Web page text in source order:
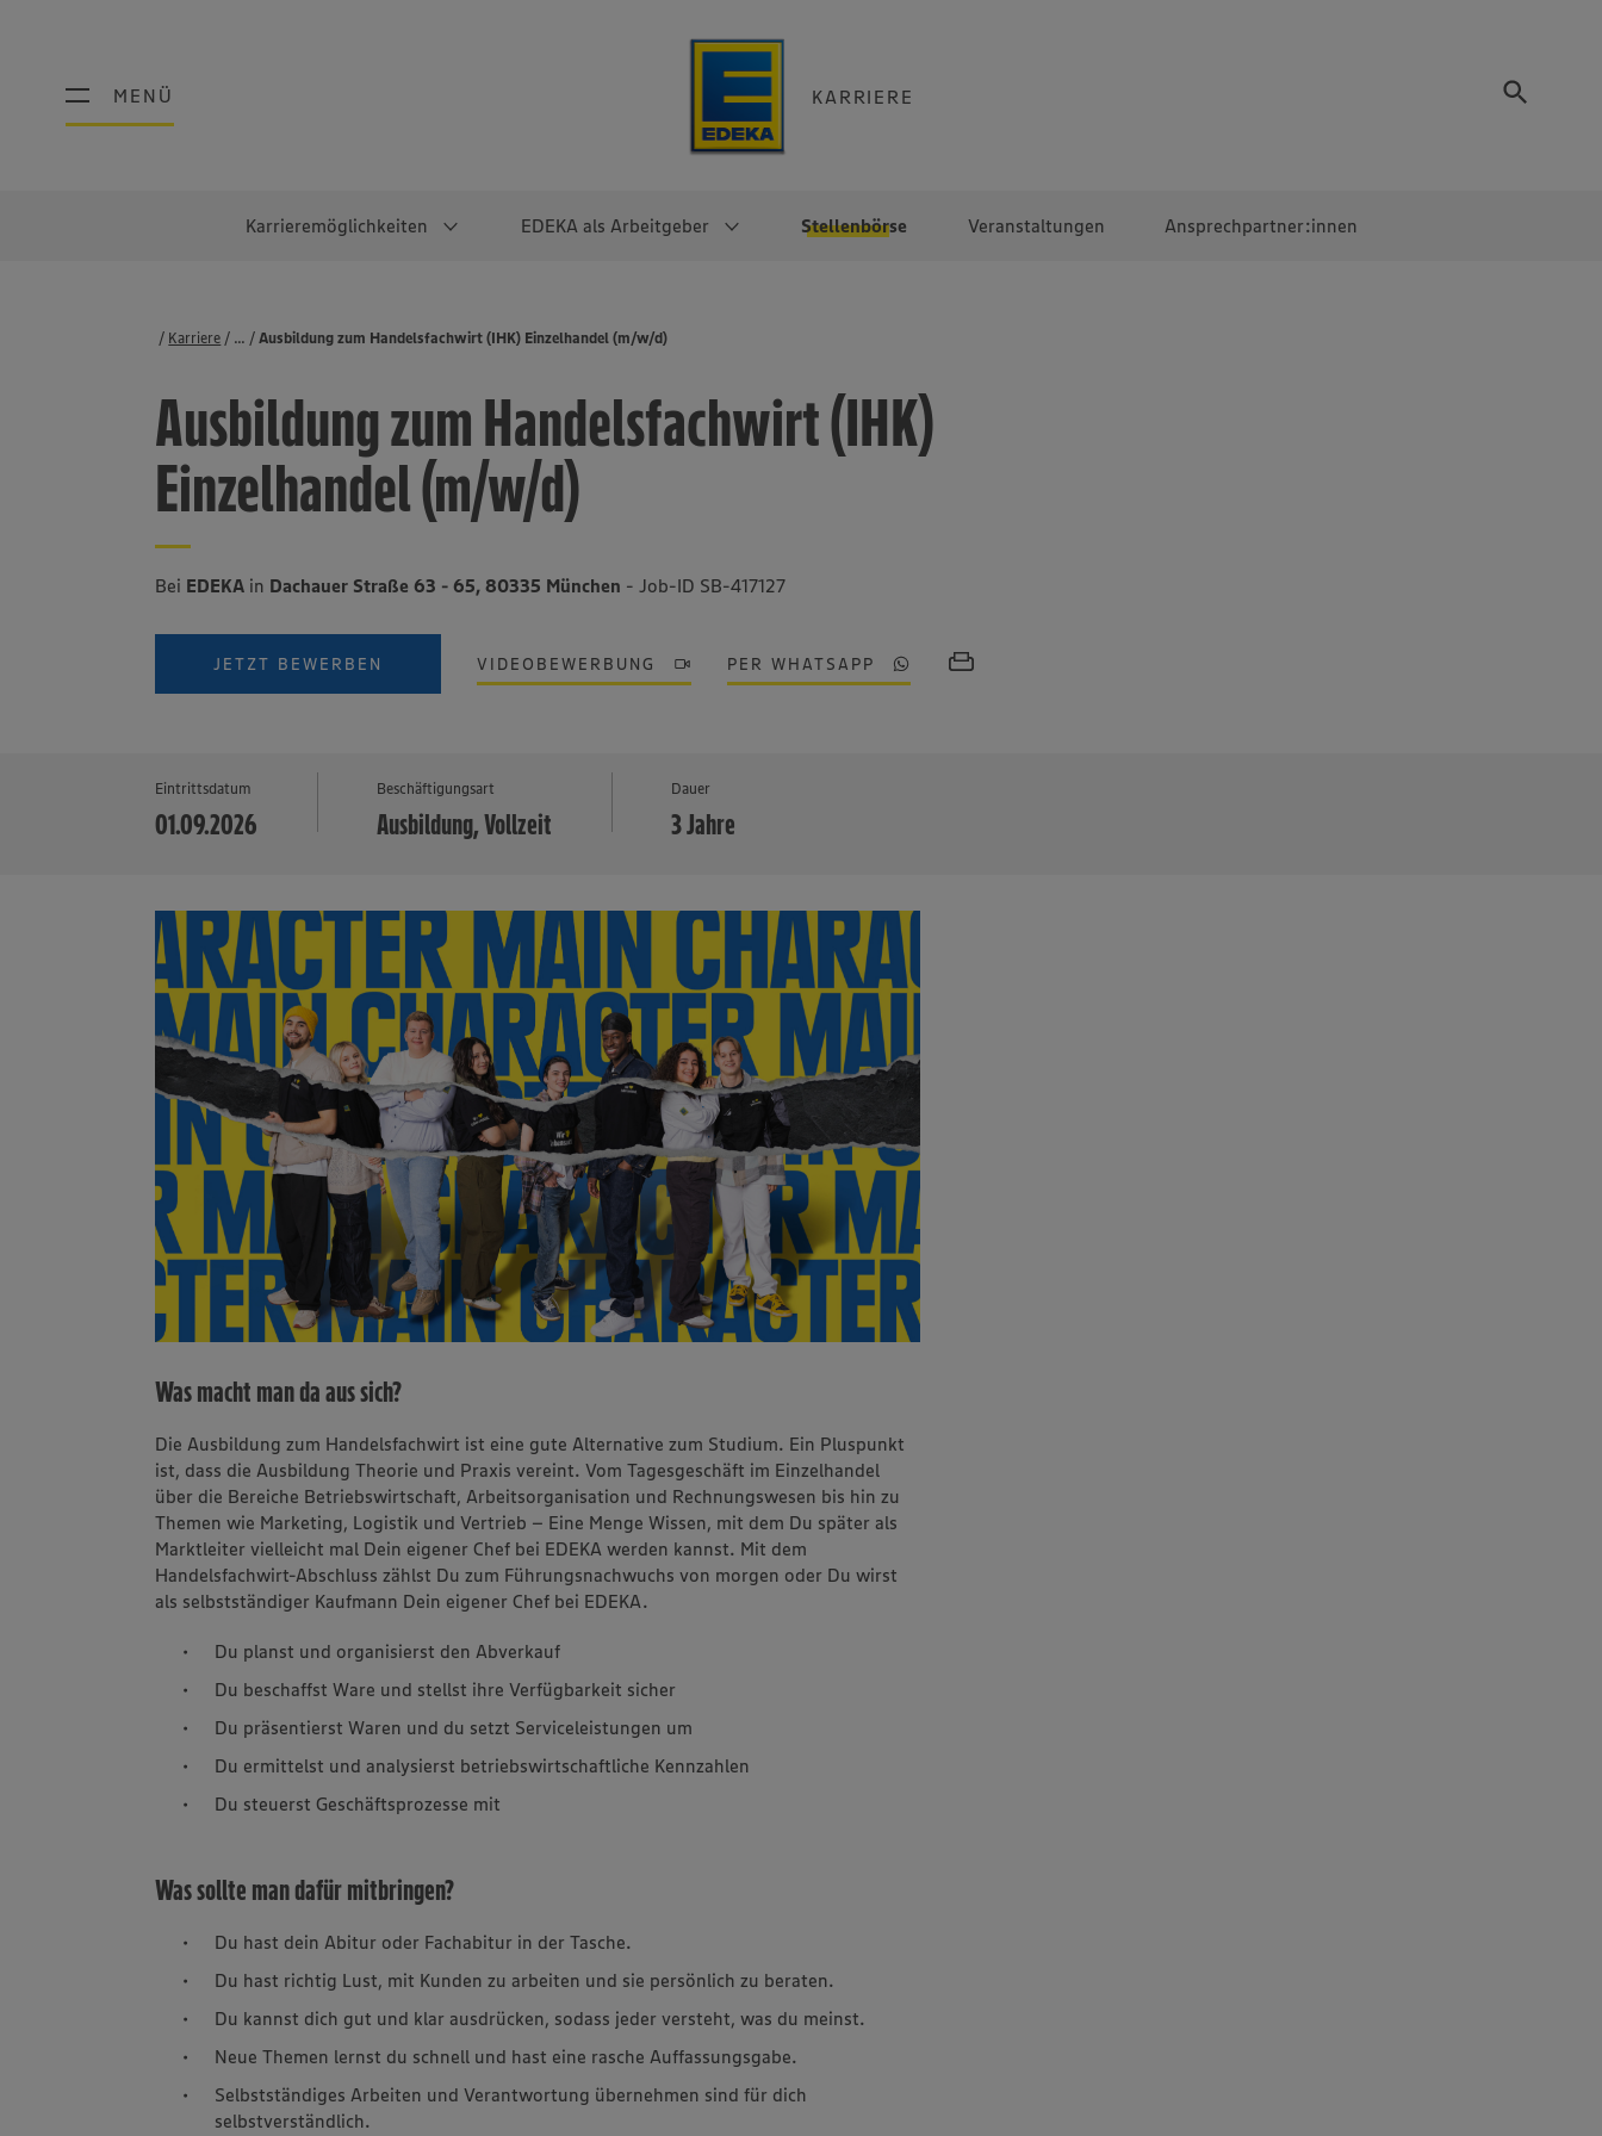
MENÜ KARRIERE
MENÜ
Karrieremöglichkeiten EDEKA als Arbeitgeber Stellenbörse Veranstaltungen Ansprechpartner:innen
Schülerpraktikum Abschlussarbeiten
Werkstudierendentätigkeit
Noch Fragen?
Direkteinstieg
Noch Fragen?
Selbstständig mit EDEKA
Faires Gehalt
Diversität
Lebensmittelproduktion
Lager & Logistik
IT
Überblick
EDEKA Fruchtkontor
Karriere Stellenbörse
Ausbildung zum Handelsfachwirt (IHK) Einzelhandel (m/w/d)
...
Ausbildung zum Handelsfachwirt (IHK)
Einzelhandel (m/w/d)
Bei EDEKA in Dachauer Straße 63 - 65, 80335 München - Job-ID SB-417127
JETZT BEWERBEN VIDEOBEWERBUNG PER WHATSAPP
Eintrittsdatum
01.09.2026
Beschäftigungsart
Ausbildung, Vollzeit
Dauer
3 Jahre
Was macht man da aus sich?
Die Ausbildung zum Handelsfachwirt ist eine gute Alternative zum Studium. Ein Pluspunkt
ist, dass die Ausbildung Theorie und Praxis vereint. Vom Tagesgeschäft im Einzelhandel
über die Bereiche Betriebswirtschaft, Arbeitsorganisation und Rechnungswesen bis hin zu
Themen wie Marketing, Logistik und Vertrieb – Eine Menge Wissen, mit dem Du später als
Marktleiter vielleicht mal Dein eigener Chef bei EDEKA werden kannst. Mit dem
Handelsfachwirt-Abschluss zählst Du zum Führungsnachwuchs von morgen oder Du wirst
als selbstständiger Kaufmann Dein eigener Chef bei EDEKA.
Du planst und organisierst den Abverkauf
Du beschaffst Ware und stellst ihre Verfügbarkeit sicher
Du präsentierst Waren und du setzt Serviceleistungen um
Du ermittelst und analysierst betriebswirtschaftliche Kennzahlen
Du steuerst Geschäftsprozesse mit
Was sollte man dafür mitbringen?
Du hast dein Abitur oder Fachabitur in der Tasche.
Du hast richtig Lust, mit Kunden zu arbeiten und sie persönlich zu beraten.
Du kannst dich gut und klar ausdrücken, sodass jeder versteht, was du meinst.
Neue Themen lernst du schnell und hast eine rasche Auffassungsgabe.
Selbstständiges Arbeiten und Verantwortung übernehmen sind für dich
selbstverständlich.